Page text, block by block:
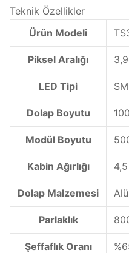
Teknik Özellikler
Ürün Modeli
Piksel Aralığı
LED Tipi
Dolap Boyutu
Modül Boyutu
Kabin Ağırlığı
Dolap Malzemesi
Parlaklık
Şeffaflık Oranı